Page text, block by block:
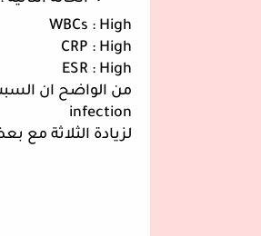
WBCs : High
CRP : High
ESR : High
infection
لزيادة الثلاثة مع